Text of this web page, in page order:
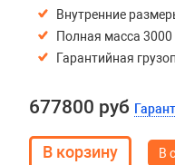
Внутренние
Полная масса 3000
Гарантийная
677800 руб
В